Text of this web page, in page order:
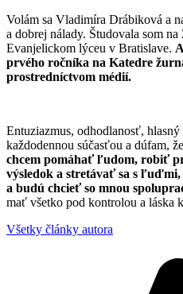
Volám sa Vladimíra Drábiková a
a dobrej nálady. Študovala som
Evanjelickom lýceu v Bratislave.
prvého ročníka na Katedre
prostredníctvom médií.
Entuziazmus, odhodlanosť,
každodennou súčasťou a dúfam,
chcem pomáhať ľudom, robiť
výsledok a stretávať sa s
a budú chcieť so mnou
mať všetko pod kontrolou a láska
Všetky články autora